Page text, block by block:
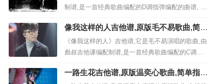
点击图片直接可直接另存下载...
制谱,是一首经典歌曲编配的D调指弹编配的曲谱, 歌
曲选自《静下来》专辑非常好听的弹唱曲谱,下面3张
高清曲谱由吉它简谱网为大家更新分享,有喜欢吉它
的朋友欢迎关注！ 视频教程 免登录,完全免费六线
曲谱,点击图片直接可直接另存下载 《静下...
像我这样的人吉他谱,原版毛不易歌曲,简单
C调弹唱教学,彪叔吉他课版六线指弹简谱
图
《像我这样的人》吉他谱,它是毛不易演唱的歌曲,由
彪叔吉他课编配制谱,是一首经典歌曲编配的C调指
弹编配的曲谱, 歌曲选自《明日之子 第8期》专辑非
常好听的弹唱曲谱,下面2张高清曲谱由吉它简谱网为
一路生花吉他谱,原版温奕心歌曲,简单指弹